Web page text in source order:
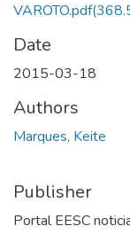
VAROTO.pdf
Date
2015-03-18
Authors
Marques, Keite
Publisher
Portal EESC